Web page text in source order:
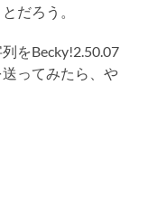
だろう。
をBecky!2.50.07
ってみたら、や